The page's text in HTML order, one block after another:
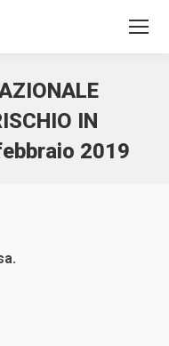
IN
2019